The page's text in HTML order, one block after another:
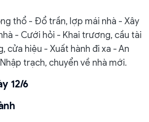
thổ - Đổ trần, lợp mái nhà - Xây
- Cưới hỏi - Khai trương, cầu tài
cửa hiệu - Xuất hành đi xa - An
trạch, chuyển về nhà mới.
12/6